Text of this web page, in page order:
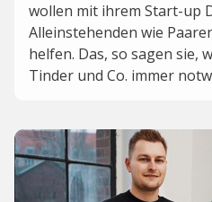
wollen mit ihrem Start-up
Alleinstehenden wie
helfen. Das, so sagen sie,
Tinder und Co. immer